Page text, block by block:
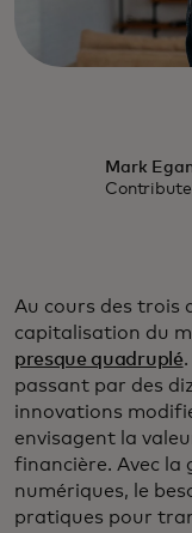
Mark
Au cours des trois
capitalisation du
presque quadruplé
passant par des
innovations
envisagent la
financière. Avec la
numériques, le
pratiques pour